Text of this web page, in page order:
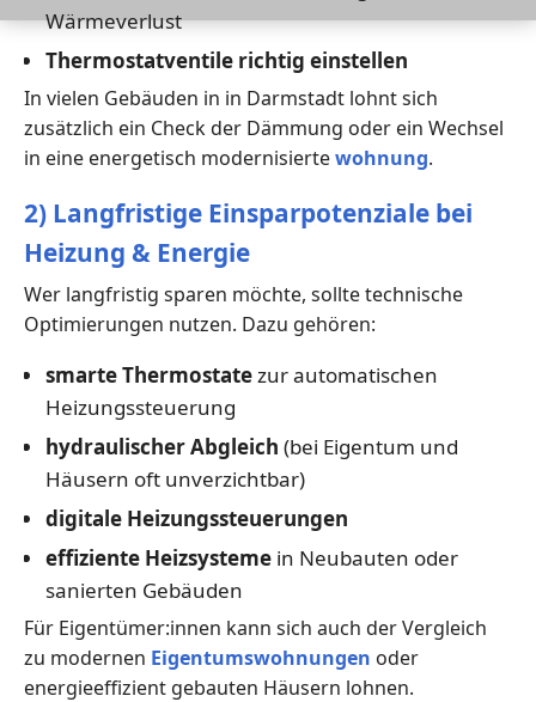
Wärmeverlust
Thermostatventile richtig einstellen
In vielen Gebäuden in in Darmstadt lohnt sich
zusätzlich ein Check der Dämmung oder ein Wechsel
in eine energetisch modernisiertewohnung.
2) Langfristige Einsparpotenziale bei
Heizung & Energie
Wer langfristig sparen möchte, sollte technische
Optimierungen nutzen. Dazu gehören:
smarte Thermostatezur automatischen
Heizungssteuerung
hydraulischer Abgleich (bei Eigentum und
Häusern oft unverzichtbar)
digitale Heizungssteuerungen
effiziente Heizsystemein Neubauten oder
sanierten Gebäuden
Für Eigentümer:innen kann sich auch der Vergleich
zu modernen Eigentumswohnungen oder
energieeffizient gebauten Häusern lohnen.